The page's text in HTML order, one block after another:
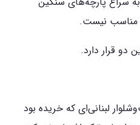
مناسب نیست.
دو قرار دارد.
لبنانی‌ای که خریده بود